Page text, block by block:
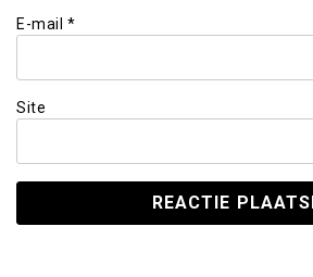
E-mail *
Site